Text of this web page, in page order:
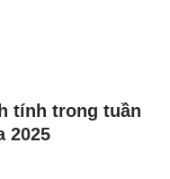
tính trong tuần
2025